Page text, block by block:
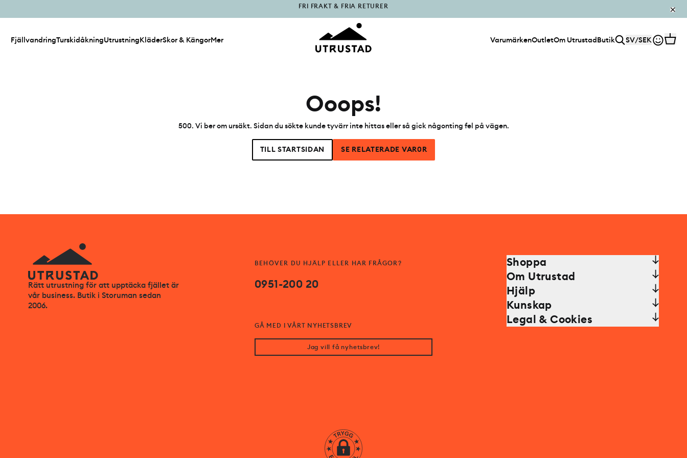
FjällvandringTurskidåkningUtrustningKläderSkor & KängorMer VarumärkenOutletOm UtrustadButik SV/SEK
Ooops!
500. Vi ber om ursäkt. Sidan du sökte kunde tyvärr inte hittas eller så gick någonting fel på vägen.
TILL STARTSIDAN SE RELATERADE VAR0R
Rätt utrustning för att upptäcka fjället är
vår business. Butik i Storuman sedan
2006.
BEHÖVER DU HJÄLP ELLER HAR FRÅGOR?
0951-200 20
GÅ MED I VÅRT NYHETSBREV
Jag vill få nyhetsbrev!
Shoppa
Om Utrustad
Hjälp
Kunskap
Legal & Cookies